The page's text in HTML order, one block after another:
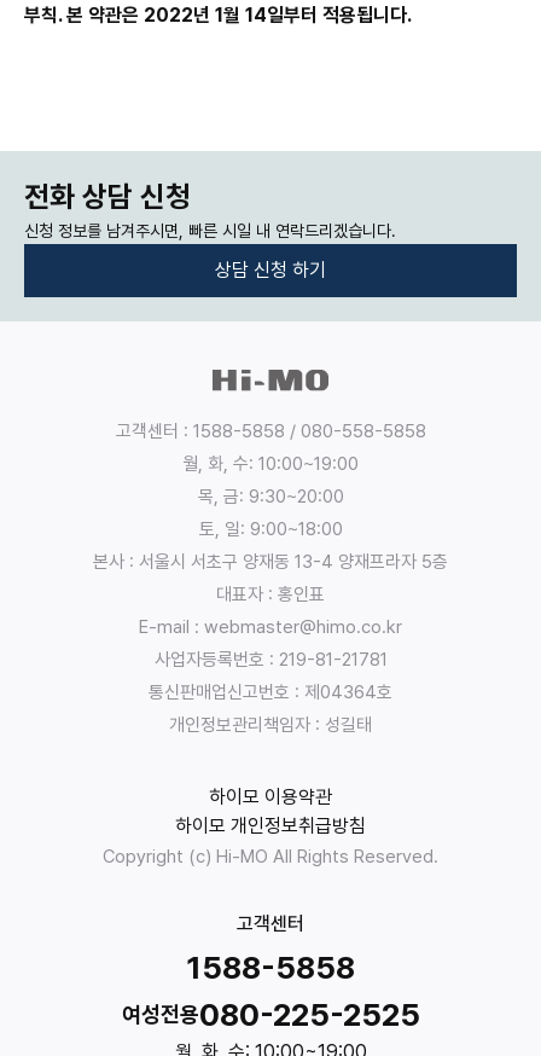
부칙. 본 약관은 2022년 1월 14일부터 적용됩니다.
전화 상담 신청
신청 정보를 남겨주시면, 빠른 시일 내 연락드리겠습니다.
상담 신청 하기
고객센터 : 1588-5858 / 080-558-5858
월, 화, 수: 10:00~19:00
목, 금: 9:30~20:00
토, 일: 9:00~18:00
본사 : 서울시 서초구 양재동 13-4 양재프라자 5층
대표자 : 홍인표
E-mail : webmaster@himo.co.kr
사업자등록번호 : 219-81-21781
통신판매업신고번호 : 제04364호
개인정보관리책임자 : 성길태
하이모 이용약관
하이모 개인정보취급방침
Copyright (c) Hi-MO All Rights Reserved.
고객센터
1588-5858
여성전용080-225-2525